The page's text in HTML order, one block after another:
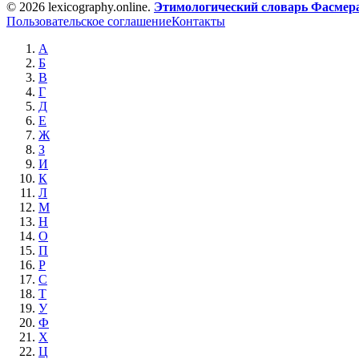
© 2026 lexicography.online. Этимологический словарь
Пользовательское соглашениеКонтакты
А
Б
В
Г
Д
Е
Ж
З
И
К
Л
М
Н
О
П
Р
С
Т
У
Ф
Х
Ц